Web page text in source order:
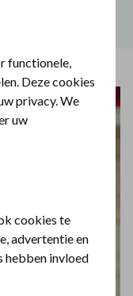
functionele,
Deze cookies
privacy. We
uw
cookies te
advertentie en
hebben invloed